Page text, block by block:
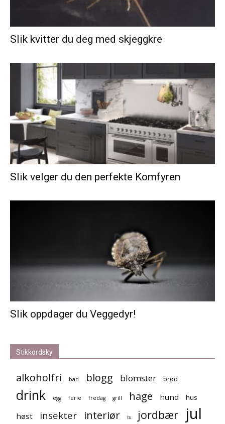
Slik kvitter du deg med skjeggkre
Slik velger du den perfekte Komfyren
Slik oppdager du Veggedyr!
Stikkordsky
alkoholfri bad blogg blomster brød
drink egg ferie fredag grill hage hund hus
høst insekter interiør is jordbær jul